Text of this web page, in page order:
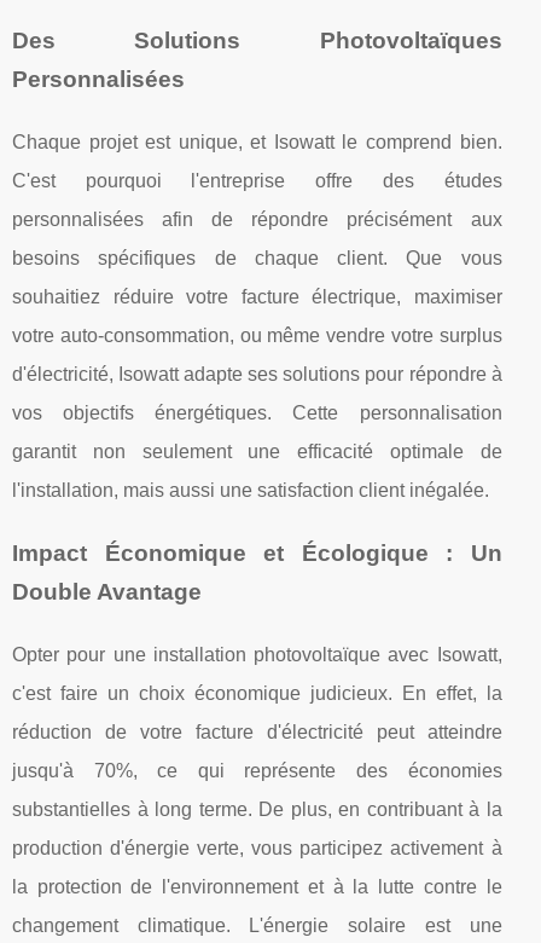
Des Solutions Photovoltaïques
Personnalisées
Chaque projet est unique, et Isowatt le comprend bien.
C'est pourquoi l'entreprise offre des études
personnalisées afin de répondre précisément aux
besoins spécifiques de chaque client. Que vous
souhaitiez réduire votre facture électrique, maximiser
votre auto-consommation, ou même vendre votre surplus
d'électricité, Isowatt adapte ses solutions pour répondre à
vos objectifs énergétiques. Cette personnalisation
garantit non seulement une efficacité optimale de
l'installation, mais aussi une satisfaction client inégalée.
Impact Économique et Écologique : Un
Double Avantage
Opter pour une installation photovoltaïque avec Isowatt,
c'est faire un choix économique judicieux. En effet, la
réduction de votre facture d'électricité peut atteindre
jusqu'à 70%, ce qui représente des économies
substantielles à long terme. De plus, en contribuant à la
production d'énergie verte, vous participez activement à
la protection de l'environnement et à la lutte contre le
changement climatique. L'énergie solaire est une